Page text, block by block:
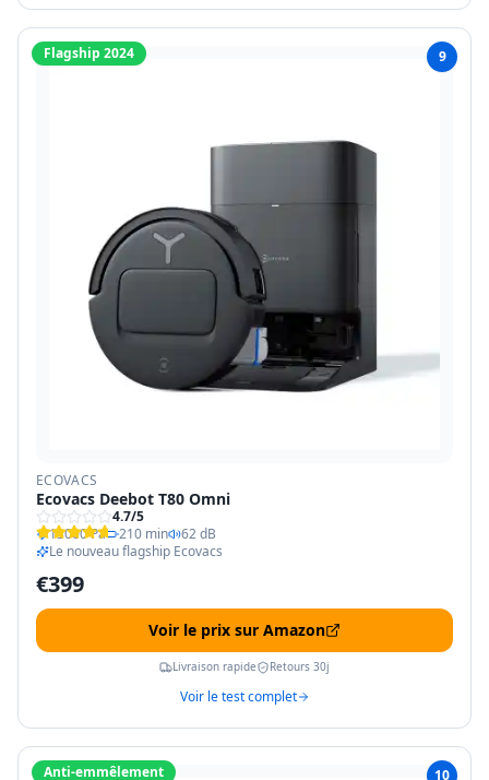
Flagship 2024 9
ECOVACS
Ecovacs Deebot T80 Omni
4.7/5
13000 Pa
210 min
62 dB
Le nouveau flagship Ecovacs
€399
Voir le prix sur Amazon
Livraison rapide Retours 30j
Voir le test complet
Anti-emmêlement 10